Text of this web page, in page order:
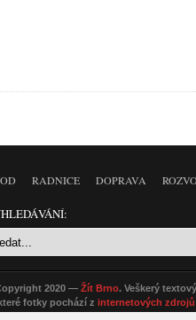
RADNICE DOPRAVA
2020 — Žít Brno. Veškerý
fotky pochází z internetových